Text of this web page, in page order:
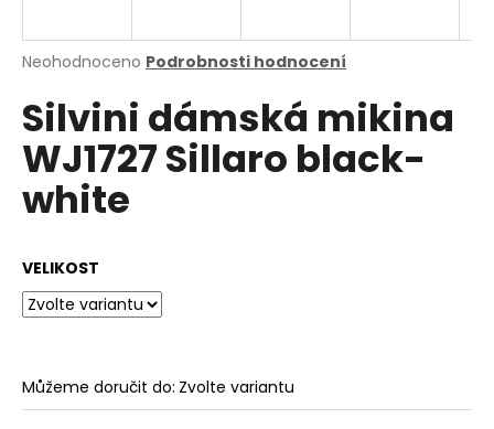
Průměrné
produktu
je
0,0
z
5
hvězdiček.
Neohodnoceno Podrobnosti hodnocení
Silvini dámská mikina
WJ1727 Sillaro black-
white
VELIKOST
Můžeme doručit do: Zvolte variantu
j
t
?
o
p